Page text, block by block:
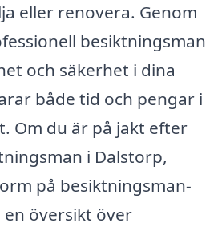
eller renovera. Genom
besiktningsman
och säkerhet i dina
både tid och pengar i
Om du är på jakt efter
i Dalstorp,
på besiktningsman-
översikt över